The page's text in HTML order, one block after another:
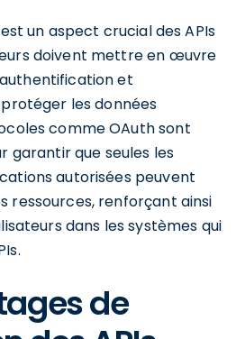
un aspect crucial des APIs
doivent mettre en œuvre
et
les données
comme OAuth sont
garantir que seules les
autorisées peuvent
ressources, renforçant ainsi
dans les systèmes qui
de